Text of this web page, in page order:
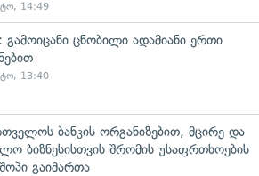
14:49
გამოიცანი ცნობილი ადამიანი ერთი
13:40
ბანკის ორგანიზებით, მცირე და
ბიზნესისთვის შრომის უსაფრთხოების
გაიმართა